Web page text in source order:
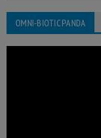
OMNI-BIOTIC PANDA